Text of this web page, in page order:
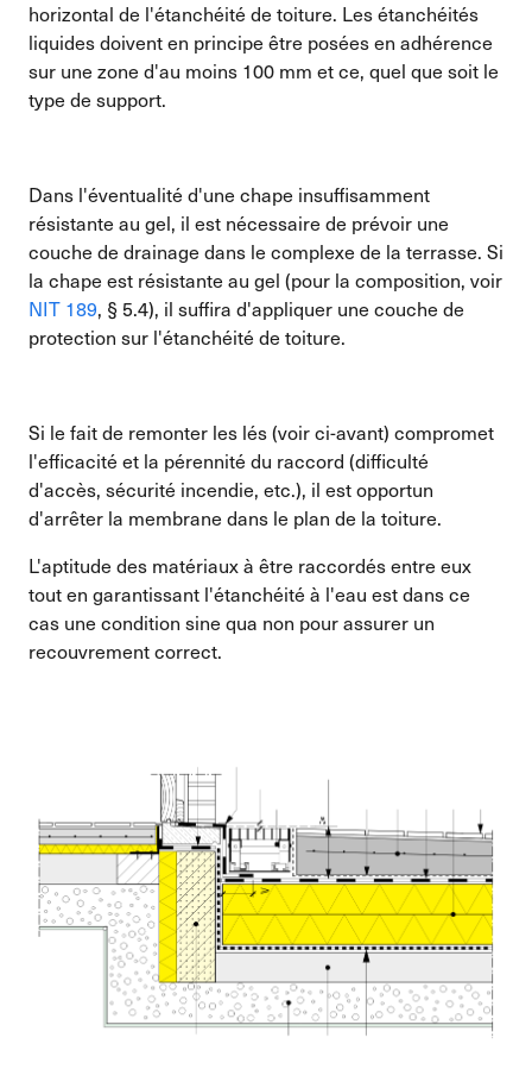
horizontal de l'étanchéité de toiture. Les étanchéités
liquides doivent en principe être posées en adhérence
sur une zone d'au moins 100 mm et ce, quel que soit le
type de support.
Dans l'éventualité d'une chape insuffisamment
résistante au gel, il est nécessaire de prévoir une
couche de drainage dans le complexe de la terrasse. Si
la chape est résistante au gel (pour la composition, voir
NIT 189, § 5.4), il suffira d'appliquer une couche de
protection sur l'étanchéité de toiture.
Si le fait de remonter les lés (voir ci-avant) compromet
l'efficacité et la pérennité du raccord (difficulté
d'accès, sécurité incendie, etc.), il est opportun
d'arrêter la membrane dans le plan de la toiture.
L'aptitude des matériaux à être raccordés entre eux
tout en garantissant l'étanchéité à l'eau est dans ce
cas une condition sine qua non pour assurer un
recouvrement correct.